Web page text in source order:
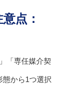
点：
「専任媒介契
態から1つ選択